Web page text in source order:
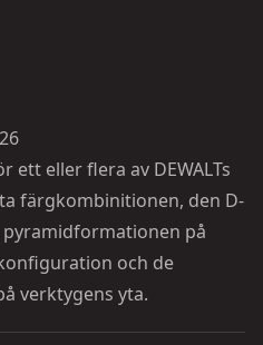
ett eller flera av DEWALTs
färgkombinitionen, den D-
på
och de
verktygens yta.